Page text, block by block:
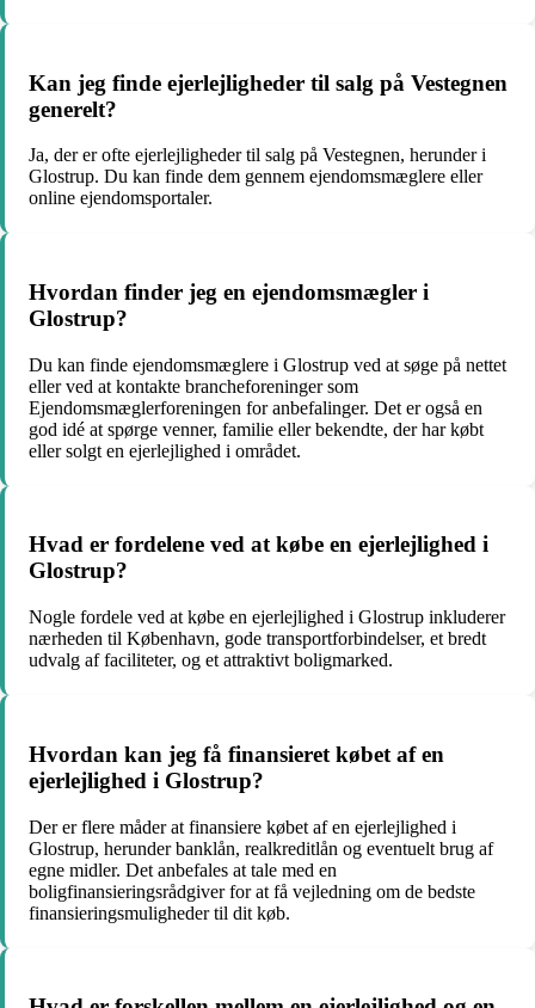
Kan jeg finde ejerlejligheder til salg på Vestegnen
generelt?
Ja, der er ofte ejerlejligheder til salg på Vestegnen, herunder i
Glostrup. Du kan finde dem gennem ejendomsmæglere eller
online ejendomsportaler.
Hvordan finder jeg en ejendomsmægler i
Glostrup?
Du kan finde ejendomsmæglere i Glostrup ved at søge på nettet
eller ved at kontakte brancheforeninger som
Ejendomsmæglerforeningen for anbefalinger. Det er også en
god idé at spørge venner, familie eller bekendte, der har købt
eller solgt en ejerlejlighed i området.
Hvad er fordelene ved at købe en ejerlejlighed i
Glostrup?
Nogle fordele ved at købe en ejerlejlighed i Glostrup inkluderer
nærheden til København, gode transportforbindelser, et bredt
udvalg af faciliteter, og et attraktivt boligmarked.
Hvordan kan jeg få finansieret købet af en
ejerlejlighed i Glostrup?
Der er flere måder at finansiere købet af en ejerlejlighed i
Glostrup, herunder banklån, realkreditlån og eventuelt brug af
egne midler. Det anbefales at tale med en
boligfinansieringsrådgiver for at få vejledning om de bedste
finansieringsmuligheder til dit køb.